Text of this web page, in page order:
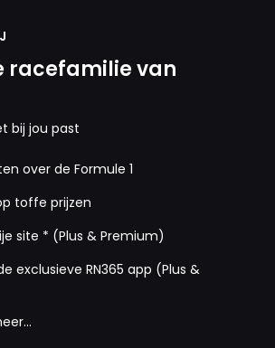
racefamilie van
bij jou past
over de Formule 1
toffe prijzen
site * (Plus & Premium)
exclusieve RN365 app (Plus &